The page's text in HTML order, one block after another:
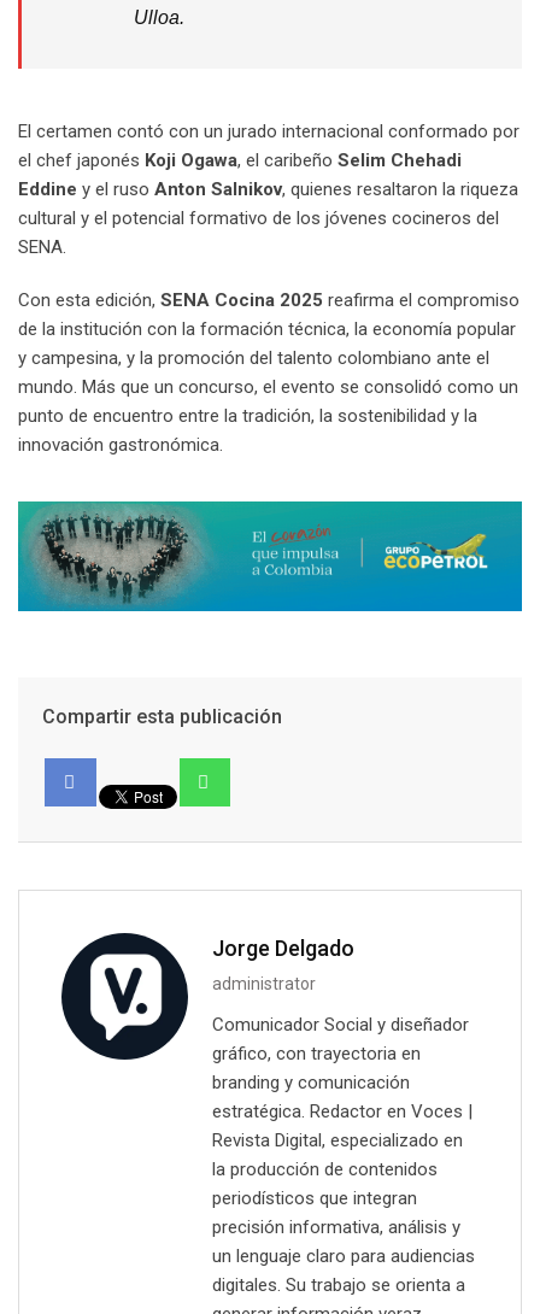
Ulloa.
El certamen contó con un jurado internacional conformado por
el chef japonés Koji Ogawa, el caribeño Selim Chehadi
Eddine y el ruso Anton Salnikov, quienes resaltaron la riqueza
cultural y el potencial formativo de los jóvenes cocineros del
SENA.
Con esta edición, SENA Cocina 2025 reafirma el compromiso
de la institución con la formación técnica, la economía popular
y campesina, y la promoción del talento colombiano ante el
mundo. Más que un concurso, el evento se consolidó como un
punto de encuentro entre la tradición, la sostenibilidad y la
innovación gastronómica.
Compartir esta publicación
Jorge Delgado
administrator
Comunicador Social y diseñador
gráfico, con trayectoria en
branding y comunicación
estratégica. Redactor en Voces |
Revista Digital, especializado en
la producción de contenidos
periodísticos que integran
precisión informativa, análisis y
un lenguaje claro para audiencias
digitales. Su trabajo se orienta a